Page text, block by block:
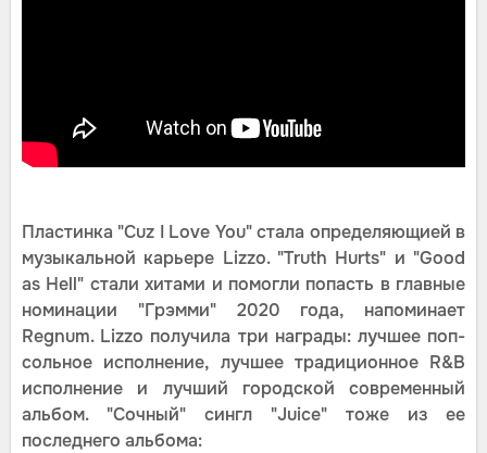
Пластинка "Cuz I Love You" стала определяющией в
музыкальной карьере Lizzo. "Truth Hurts" и "Good
as Hell" стали хитами и помогли попасть в главные
номинации "Грэмми" 2020 года, напоминает
Regnum. Lizzo получила три награды: лучшее поп-
сольное исполнение, лучшее традиционное R&B
исполнение и лучший городской современный
альбом. "Сочный" сингл "Juice" тоже из ее
последнего альбома: